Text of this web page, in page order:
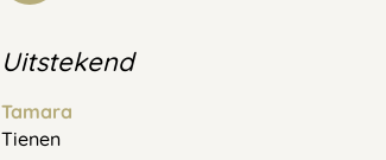
Uitstekend
Tamara
Tienen